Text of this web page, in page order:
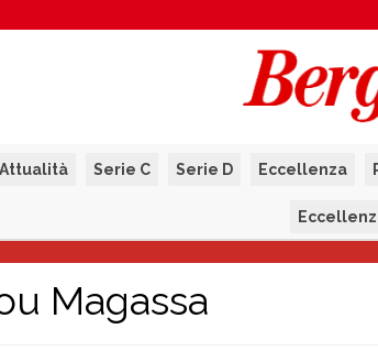
Attualità Serie C Serie D Eccellenza
Magassa